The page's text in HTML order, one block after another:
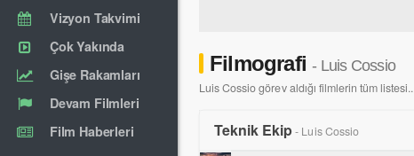
Vizyon Takvimi
Çok Yakında
Gişe Rakamları
Devam Filmleri
Film Haberleri
Filmografi- Luis Cossio
Luis Cossio görev aldığı filmlerin tüm listesi..
Teknik Ekip- Luis Cossio